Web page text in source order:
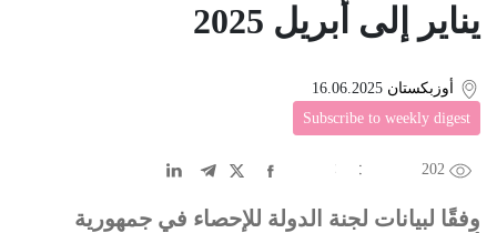
يناير إلى أبريل 2025
أوزبكستان 16.06.2025
Subscribe to weekly digest
202
中文
DE عربى
وفقًا لبيانات لجنة الدولة للإحصاء في جمهورية